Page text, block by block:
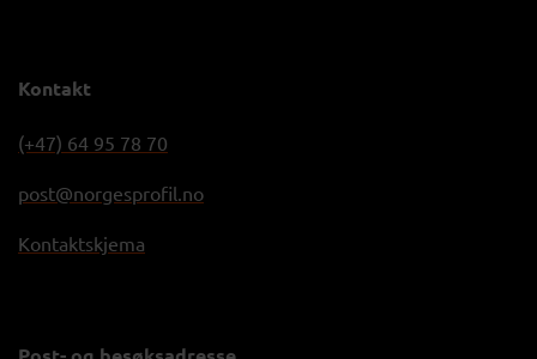
Kontakt
(+47) 64 95 78 70
post@norgesprofil.no
Kontaktskjema